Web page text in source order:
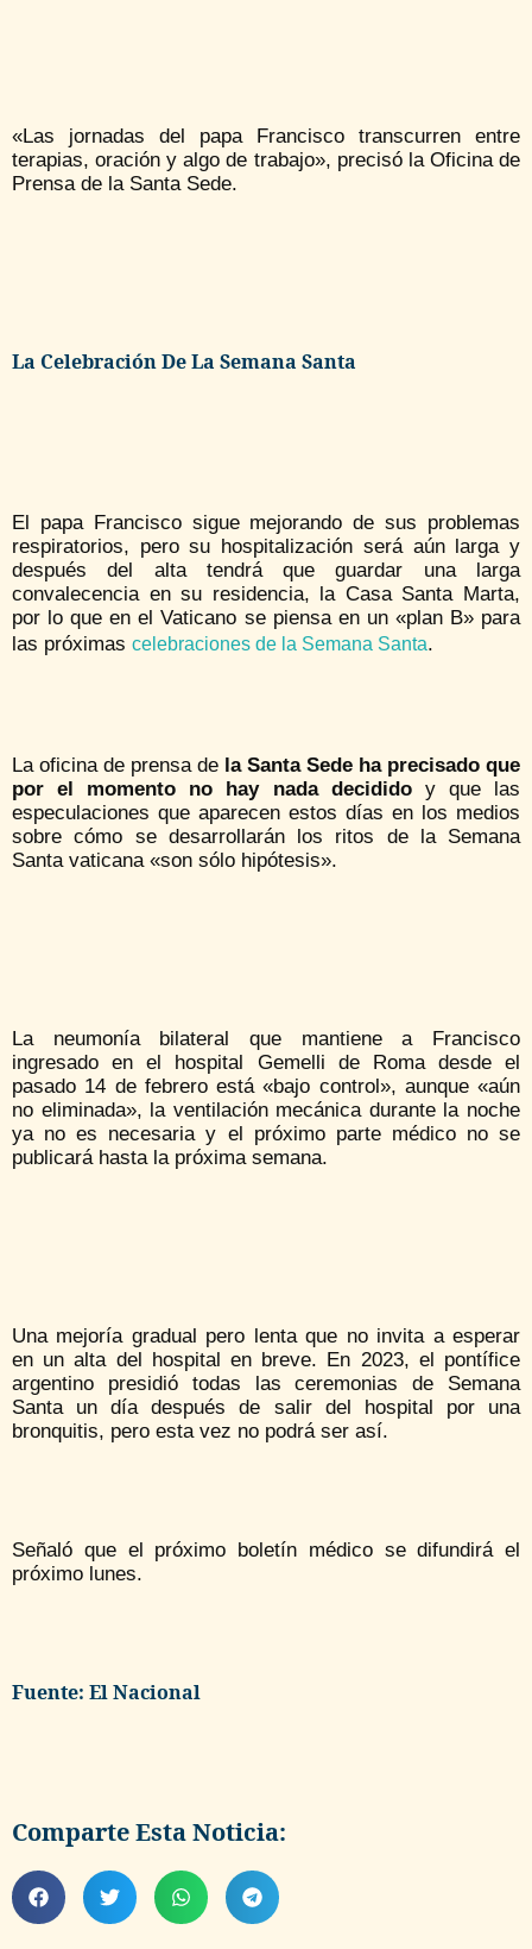
«Las jornadas del papa Francisco transcurren entre
terapias, oración y algo de trabajo», precisó la Oficina de
Prensa de la Santa Sede.
La Celebración De La Semana Santa
El papa Francisco sigue mejorando de sus problemas
respiratorios, pero su hospitalización será aún larga y
después del alta tendrá que guardar una larga
convalecencia en su residencia, la Casa Santa Marta,
por lo que en el Vaticano se piensa en un «plan B» para
las próximas celebraciones de la Semana Santa.
La oficina de prensa de la Santa Sede ha precisado que
por el momento no hay nada decididoy que las
especulaciones que aparecen estos días en los medios
sobre cómo se desarrollarán los ritos de la Semana
Santa vaticana «son sólo hipótesis».
La neumonía bilateral que mantiene a Francisco
ingresado en el hospital Gemelli de Roma desde el
pasado 14 de febrero está «bajo control», aunque «aún
no eliminada», la ventilación mecánica durante la noche
ya no es necesaria y el próximo parte médico no se
publicará hasta la próxima semana.
Una mejoría gradual pero lenta que no invita a esperar
en un alta del hospital en breve. En 2023, el pontífice
argentino presidió todas las ceremonias de Semana
Santa un día después de salir del hospital por una
bronquitis, pero esta vez no podrá ser así.
Señaló que el próximo boletín médico se difundirá el
próximo lunes.
Fuente: El Nacional
Comparte Esta Noticia: